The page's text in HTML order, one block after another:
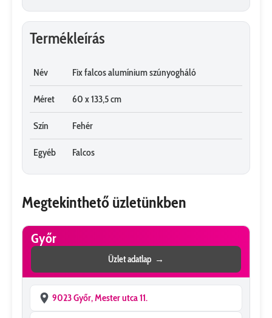
Termékleírás
Név Fix falcos alumínium szúnyogháló
Méret 60 x 133,5 cm
Szín Fehér
Egyéb Falcos
Megtekinthető üzletünkben
Győr
Üzlet adatlap
9023 Győr, Mester utca 11.